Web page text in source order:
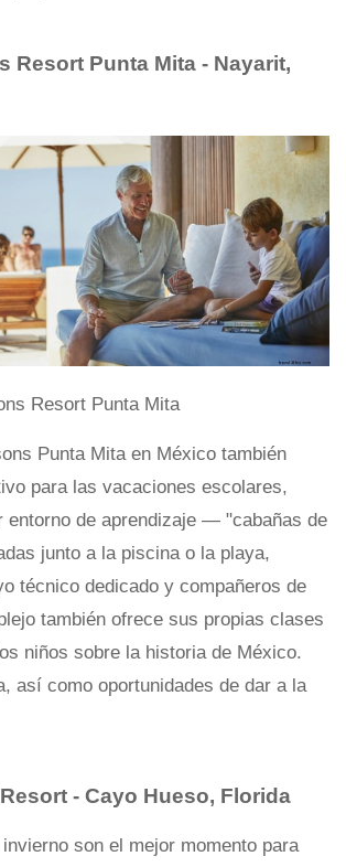
Resort Punta Mita - Nayarit,
Resort Punta Mita
Punta Mita en México también
para las vacaciones escolares,
entorno de aprendizaje — "cabañas de
junto a la piscina o la playa,
técnico dedicado y compañeros de
también ofrece sus propias clases
niños sobre la historia de México.
así como oportunidades de dar a la
- Cayo Hueso, Florida
son el mejor momento para